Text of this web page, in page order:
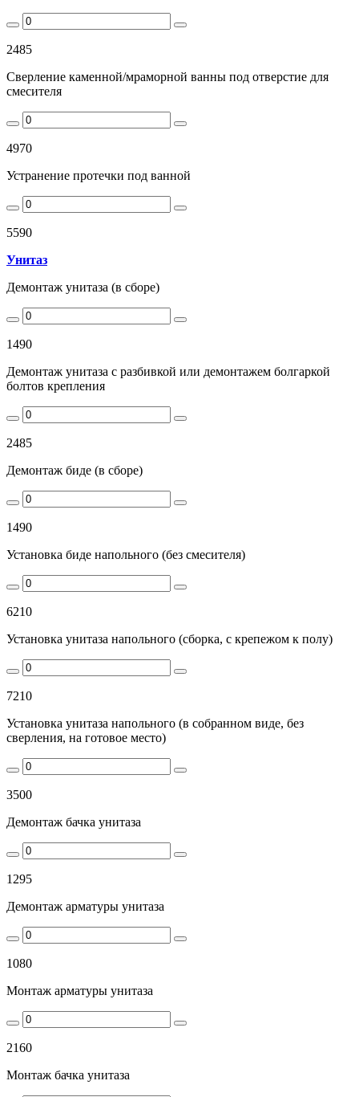
2485
Сверление каменной/мраморной ванны под отверстие для
смесителя
4970
Устранение протечки под ванной
5590
Унитаз
Демонтаж унитаза (в сборе)
1490
Демонтаж унитаза с разбивкой или демонтажем болгаркой
болтов крепления
2485
Демонтаж биде (в сборе)
1490
Установка биде напольного (без смесителя)
6210
Установка унитаза напольного (сборка, с крепежом к полу)
7210
Установка унитаза напольного (в собранном виде, без
сверления, на готовое место)
3500
Демонтаж бачка унитаза
1295
Демонтаж арматуры унитаза
1080
Монтаж арматуры унитаза
2160
Монтаж бачка унитаза